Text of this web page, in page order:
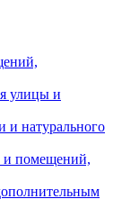
улицы и
и натурального
и помещений,